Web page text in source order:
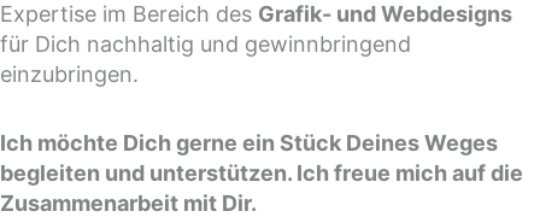
Expertise im Bereich des Grafik- und Webdesigns
für Dich nachhaltig und gewinnbringend
einzubringen.
Ich möchte Dich gerne ein Stück Deines Weges
begleiten und unterstützen. Ich freue mich auf die
Zusammenarbeit mit Dir.